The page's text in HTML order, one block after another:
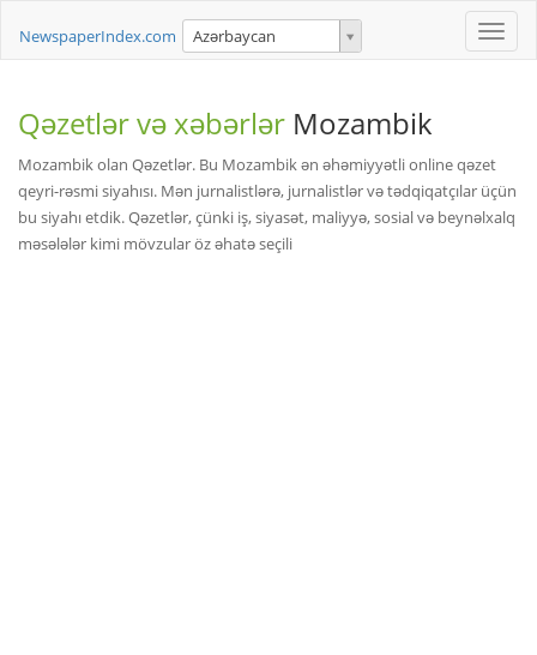
Toggle
NewspaperIndex.com Azərbaycan
Qəzetlər və xəbərlər Mozambik
Mozambik olan Qəzetlər. Bu Mozambik ən əhəmiyyətli online qəzet
qeyri-rəsmi siyahısı. Mən jurnalistlərə, jurnalistlər və tədqiqatçılar üçün
bu siyahı etdik. Qəzetlər, çünki iş, siyasət, maliyyə, sosial və beynəlxalq
məsələlər kimi mövzular öz əhatə seçili